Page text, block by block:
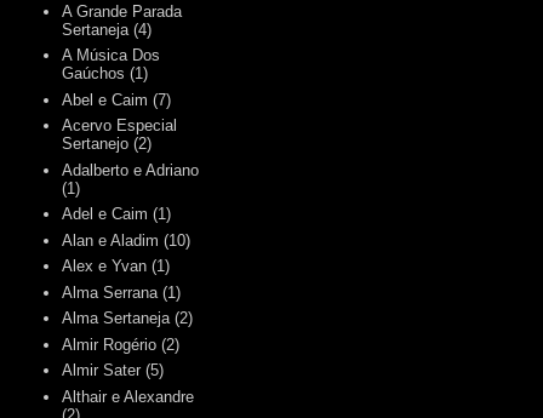
A Grande Parada
Sertaneja (4)
A Música Dos
Gaúchos (1)
Abel e Caim (7)
Acervo Especial
Sertanejo (2)
Adalberto e Adriano
(1)
Adel e Caim (1)
Alan e Aladim (10)
Alex e Yvan (1)
Alma Serrana (1)
Alma Sertaneja (2)
Almir Rogério (2)
Almir Sater (5)
Althair e Alexandre